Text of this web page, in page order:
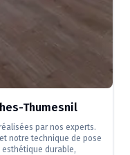
Thumesnil
par nos experts.
notre technique de pose
durable,